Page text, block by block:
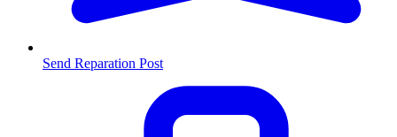
Send Reparation Post